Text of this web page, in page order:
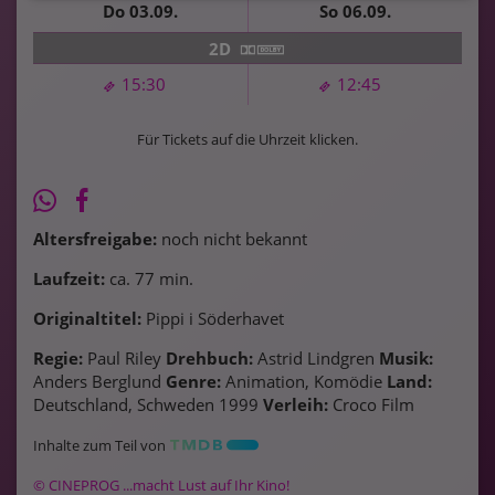
Do 03.09. So 06.09.
15:30 12:45
2D
Für Tickets auf die Uhrzeit klicken.
Altersfreigabe: noch nicht bekannt
Laufzeit: ca. 77 min.
Originaltitel: Pippi i Söderhavet
Regie: Paul Riley Drehbuch: Astrid Lindgren Musik:
Anders Berglund Genre: Animation, Komödie Land:
Deutschland, Schweden 1999 Verleih: Croco Film
Inhalte zum Teil von
© CINEPROG ...macht Lust auf Ihr Kino!